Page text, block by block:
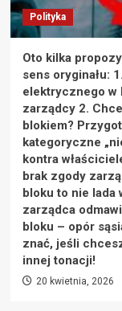
Polityka
Oto kilka
sens oryginału:
elektrycznego w
zarządcy 2.
blokiem?
kategoryczne
kontra
brak zgody
bloku to nie lada
zarządca
bloku – opór
znać, jeśli
innej tonacji!
20 kwietnia, 2026